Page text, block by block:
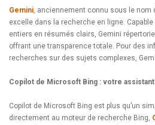
Gemini, anciennement connu sous le nom
excelle dans la recherche en ligne.
entiers en résumés clairs, Gemini
offrant une transparence totale. Pour des
recherches sur des sujets complexes,
Copilot de Microsoft Bing : votre
Copilot de Microsoft Bing est plus qu’un
directement au moteur de recherche Bing,